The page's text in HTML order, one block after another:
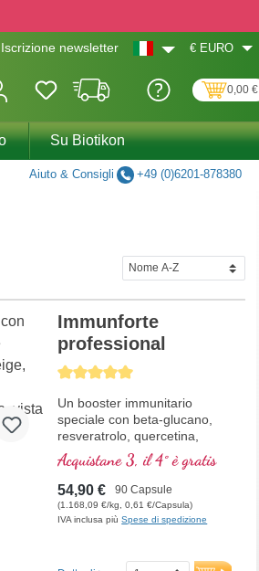
Iscrizione newsletter € EURO
0,00 €
Su Biotikon
Aiuto & Consigli +49 (0)6201-878380
Average rating of 5 out of 5 stars
Immunforte
professional
Un booster immunitario
speciale con beta-glucano,
resveratrolo, quercetina,
Rhodiola rosea, estratto di
Curcuma longa, EGCG ed
estratto di piperina. Vitamina
D3, vitamina C, selenio e
zinco supportano un sistema
Acquistane 3, il 4° è gratis
54,90 € 90 Capsule
(1.168,09 €/kg, 0,61 €/Capsula)
IVA inclusa piùSpese di spedizione